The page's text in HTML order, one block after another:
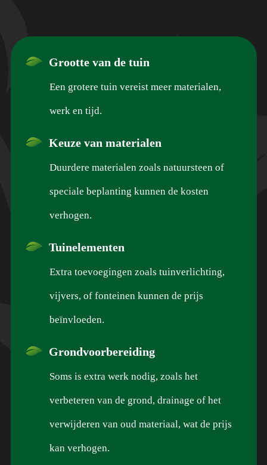
Grootte van de tuin
Een grotere tuin vereist meer materialen,
werk en tijd.
Keuze van materialen
Duurdere materialen zoals natuursteen of
speciale beplanting kunnen de kosten
verhogen.
Tuinelementen
Extra toevoegingen zoals tuinverlichting,
vijvers, of fonteinen kunnen de prijs
beïnvloeden.
Grondvoorbereiding
Soms is extra werk nodig, zoals het
verbeteren van de grond, drainage of het
verwijderen van oud materiaal, wat de prijs
kan verhogen.